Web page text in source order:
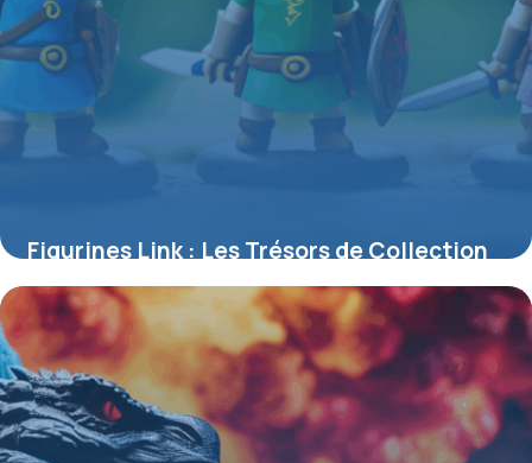
Figurines Link : Les Trésors de Collection
Inspirés par The Legend of Zelda
4 juillet 2025